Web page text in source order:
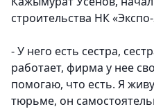
строительства НК
- У него есть сестра,
работает, фирма у нее
помогаю, что есть. Я
тюрьме, он